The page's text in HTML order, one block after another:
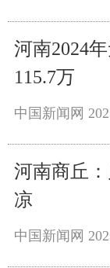
河南2024
115.7万
中国新闻网
河南商丘
凉
中国新闻网